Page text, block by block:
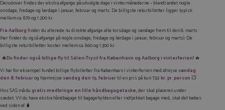
Derudover findes der ekstra afgange på udvalgte dage i vintermånederne – blandt andet nogle
onsdage, fredage og lørdage i januar, februar og marts. De billigste returbilletter ligger typisk
mellem ca. 870 og 1.200 kr.
Fra Aalborgfinder du allerede nu direkte afgange alle torsdage og søndage frem til den 8. marts
(her finder du også afgange på nogle onsdage, fredage og lørdage i januar, februar og marts). De
billigste returbilletter koster mellem ca. 860 og 1.300 kr.
🔥Du finder også billige fly til Sälen-Trysil fra København og Aalborg i vinterferien! 🔥
Vi har for eksempel fundet billige flybilletter fra København i vinterferien med afrejsesøndag
den 8. februarog hjemrejsesøndag den 15. februartil en pris på kun732 kr. pr. person💥
Hos SAS må du gratis medbringe en lille håndbagagetaske,der skal placeres under
sædet. Vil du have ekstra håndbagage til bagagehylden eller indtjekket bagage med, skal det købes
ved siden af 🧳